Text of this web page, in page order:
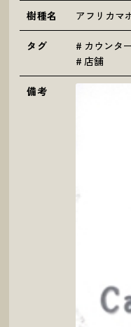
樹種名 アフリカマ
タグ
カウンタ
店舗
備考